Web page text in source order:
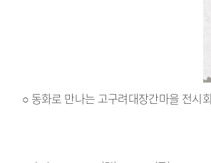
○ 동화로 만나는 고구려대장간마을 전시